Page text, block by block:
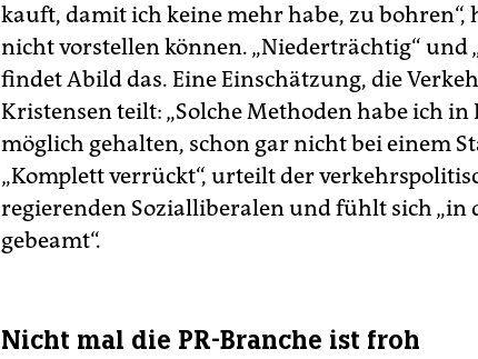
kauft, damit ich keine mehr habe, zu bohren“,
nicht vorstellen können. „Niederträchtig“ und
findet Abild das. Eine Einschätzung, die
Kristensen teilt: „Solche Methoden habe ich
möglich gehalten, schon gar nicht bei einem
„Komplett verrückt“, urteilt der
regierenden Sozialliberalen und fühlt sich „in
gebeamt“.
Nicht mal die PR-Branche ist froh